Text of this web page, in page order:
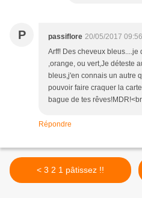
P passiflore 20/05/2017 09:56
Arff! Des cheveux bleus....je
,orange, ou vert,Je déteste
bleus,j'en connais un autre
pouvoir faire craquer la
bague de tes
Répondre
< 3 2 1 pâtissez !!